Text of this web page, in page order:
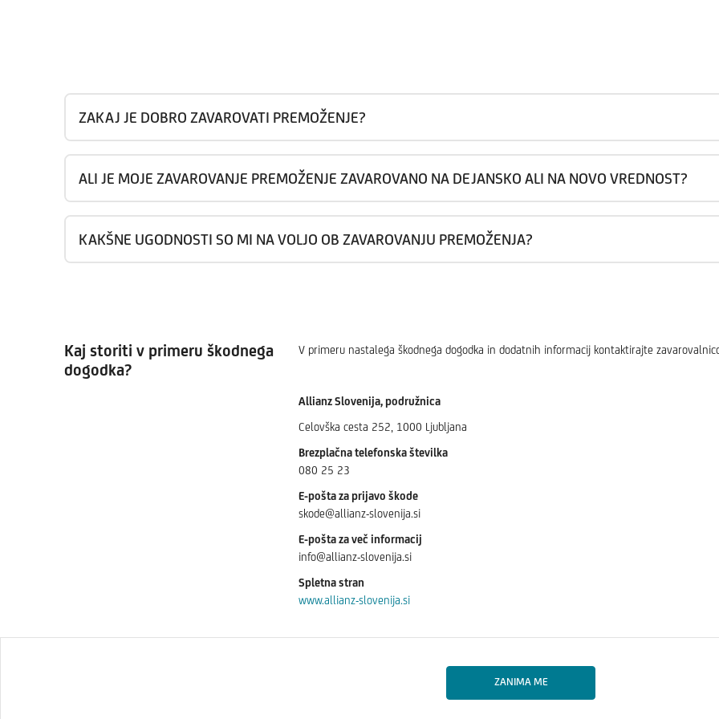
ZAKAJ JE DOBRO ZAVAROVATI PREMOŽENJE?
ALI JE MOJE ZAVAROVANJE PREMOŽENJE ZAVAROVANO NA DEJANSKO ALI NA NOVO VREDNOST?
KAKŠNE UGODNOSTI SO MI NA VOLJO OB ZAVAROVANJU PREMOŽENJA?
Kaj storiti v primeru škodnega
dogodka?
V primeru nastalega škodnega dogodka in dodatnih informacij kontaktirajte
Allianz Slovenija, podružnica
Celovška cesta 252, 1000 Ljubljana
Brezplačna telefonska številka
080 25 23
E-pošta za prijavo škode
skode@allianz-slovenija.si
E-pošta za več informacij
info@allianz-slovenija.si
Spletna stran
www.allianz-slovenija.si
ZANIMA ME